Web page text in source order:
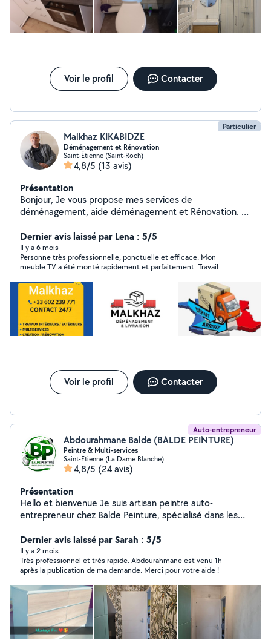
Voir le profil Contacter
Particulier
Malkhaz KIKABIDZE
Déménagement et Rénovation
Saint-Étienne (Saint-Roch)
4,8/5 (13 avis)
Présentation
Bonjour, Je vous propose mes services de
déménagement, aide déménagement et Rénovation. Je
N'hésitez pas à me contacter pour un devis ou pour
Dernier avis laissé par Lena : 5/5
Il y a 6 mois
Personne très professionnelle, ponctuelle et efficace. Mon
meuble TV a été monté rapidement et parfaitement. Travail
Voir le profil Contacter
Auto-entrepreneur
Abdourahmane Balde (BALDE PEINTURE)
Peintre & Multi-services
Saint-Étienne (La Dame Blanche)
4,8/5 (24 avis)
Présentation
Hello et bienvenue Je suis artisan peintre auto-
entrepreneur chez Balde Peinture, spécialisé dans les
Passionné par mon métier, je réalise des travaux soignés
avec sérieux et professionnalisme afin de garantir un
résultat propre et durable. Mes prestations : Peinture
murs et plafonds Pose de papier peint Rénovation
intérieure Pose de sol PVC Petits travaux de placo
Montage de meubles et petits travaux divers Je reste à
l'écoute de chaque projet et peux me déplacer
rapidement pour établir un devis adapté à vos besoins.
Au plaisir de collaborer avec vous
Dernier avis laissé par Sarah : 5/5
Il y a 2 mois
Très professionnel et très rapide. Abdourahmane est venu 1h
après la publication de ma demande. Merci pour votre aide !